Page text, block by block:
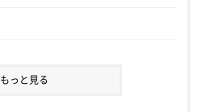
もっと見る